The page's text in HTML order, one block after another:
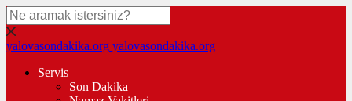
yalovasondakika.org yalovasondakika.org
Servis
Son Dakika